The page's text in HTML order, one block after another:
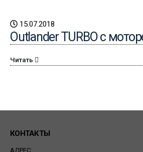
15.07.2018
Outlander TURBO с
Читать
КОНТАКТЫ
АДРЕС: